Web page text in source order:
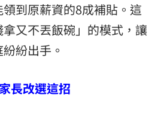
到原薪資的8成補貼。這
又不丟飯碗」的模式，讓
紛出手。
長改選這招